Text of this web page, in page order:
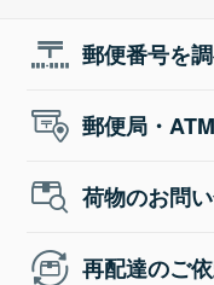
郵便番号を
郵便局・
荷物のお問
再配達のご